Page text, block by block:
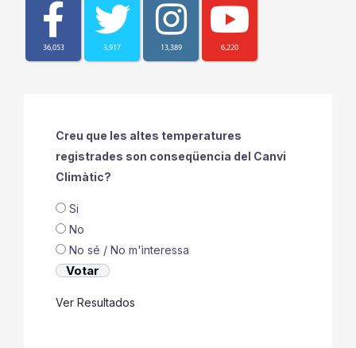
36,053 3,917 13,389 6,220
Creu que les altes temperatures
registrades son conseqüencia del Canvi
Climàtic?
Si
No
No sé / No m'ìnteressa
Ver Resultados